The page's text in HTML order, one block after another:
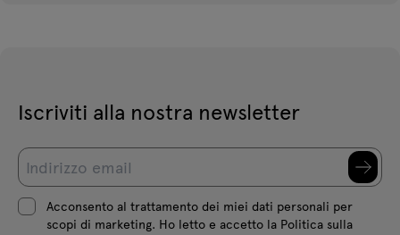
Iscriviti alla nostra newsletter
Acconsento al trattamento dei miei dati personali per
scopi di marketing. Ho letto e accetto la Politica sulla